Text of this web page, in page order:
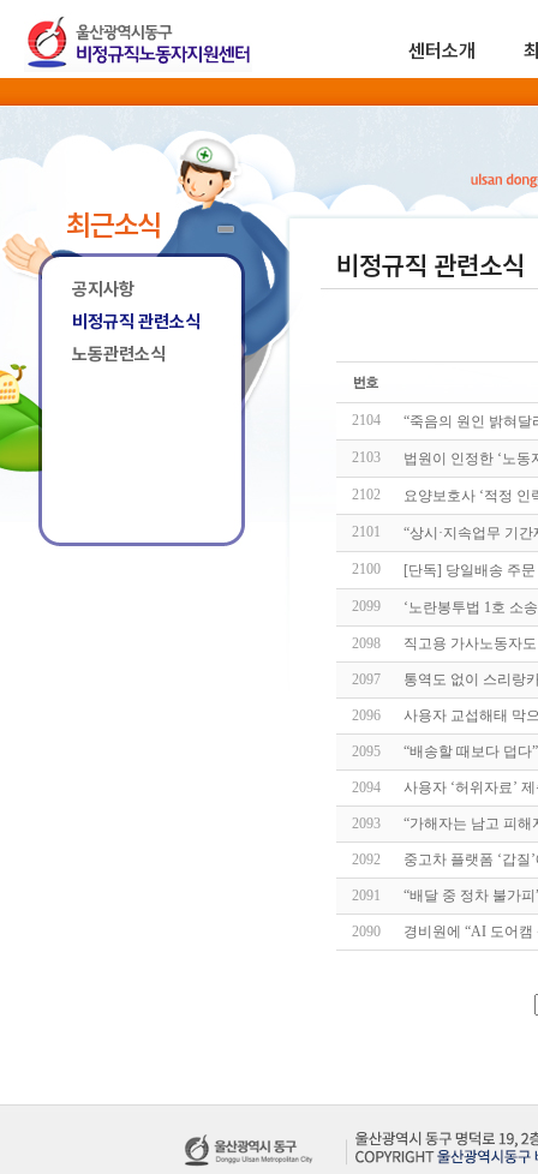
센터소개
최근소식
공지사항
비정규직 관련소식
노동관련소식
비정규직 관련소식
2104 “죽음의 원인 밝혀
2103 법원이 인정한 ‘노동
2102 요양보호사 ‘적정
2101 “상시·지속업무 기
2100 [단독] 당일배송 주
2099 ‘노란봉투법 1호 소
2098 직고용 가사노동자
2097 통역도 없이 스리랑
2096 사용자 교섭해태 막
2095 “배송할 때보다 덥
2094 사용자 ‘허위자료’
2093 “가해자는 남고 피
2092 중고차 플랫폼 ‘갑질
2091 “배달 중 정차 불가
2090 경비원에 “AI 도어